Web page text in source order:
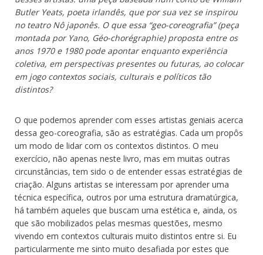
Butler Yeats, poeta irlandês, que por sua vez se inspirou
no teatro Nô japonês. O que essa “geo-coreografia” (peça
montada por Yano, Géo-chorégraphie) proposta entre os
anos 1970 e 1980 pode apontar enquanto experiência
coletiva, em perspectivas presentes ou futuras, ao colocar
em jogo contextos sociais, culturais e políticos tão
distintos?
O que podemos aprender com esses artistas geniais acerca
dessa geo-coreografia, são as estratégias. Cada um propôs
um modo de lidar com os contextos distintos. O meu
exercício, não apenas neste livro, mas em muitas outras
circunstâncias, tem sido o de entender essas estratégias de
criação. Alguns artistas se interessam por aprender uma
técnica específica, outros por uma estrutura dramatúrgica,
há também aqueles que buscam uma estética e, ainda, os
que são mobilizados pelas mesmas questões, mesmo
vivendo em contextos culturais muito distintos entre si. Eu
particularmente me sinto muito desafiada por estes que